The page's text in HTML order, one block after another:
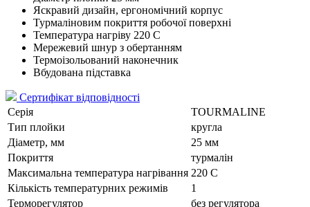
Яскравий дизайн, ергономічний корпус
Турмаліновим покриття робочої поверхні
Температура нагріву 220 C
Мережевий шнур з обертанням
Термоізольований наконечник
Вбудована підставка
Сертифікат відповідності
Серія
TOURMALINE
Тип плойки
кругла
Діаметр, мм
25 мм
Покриття
турмалін
Максимальна температура нагрівання 220 C
Кількість температурних режимів
1
Терморегулятор
без регулятора